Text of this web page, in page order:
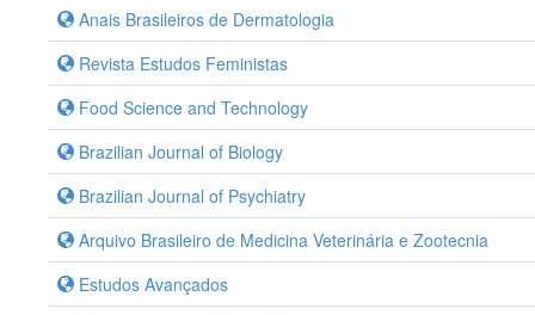
Anais Brasileiros de Dermatologia
Revista Estudos Feministas
Food Science and Technology
Brazilian Journal of Biology
Brazilian Journal of Psychiatry
Arquivo Brasileiro de Medicina Veterinária e Zootecnia
Estudos Avançados